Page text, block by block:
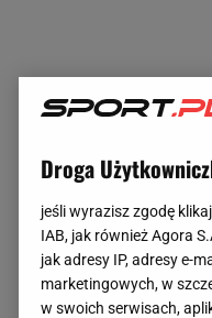
Droga
jeśli wyrazisz zgodę
IAB, jak również Agora
jak adresy IP, adresy e-
marketingowych, w
w swoich serwisach,